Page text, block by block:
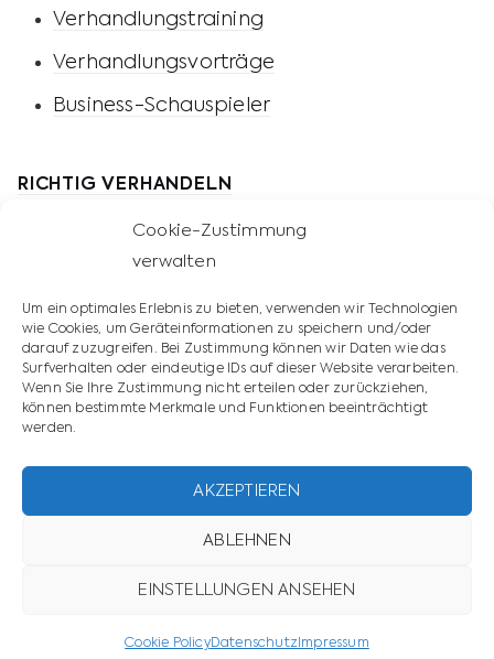
Cookie-Zustimmung
verwalten
Um ein optimales Erlebnis zu bieten, verwenden wir Technologien
wie Cookies, um Geräteinformationen zu speichern und/oder
darauf zuzugreifen. Bei Zustimmung können wir Daten wie das
Surfverhalten oder eindeutige IDs auf dieser Website verarbeiten.
Wenn Sie Ihre Zustimmung nicht erteilen oder zurückziehen,
können bestimmte Merkmale und Funktionen beeinträchtigt
werden.
AKZEPTIEREN
ABLEHNEN
EINSTELLUNGEN ANSEHEN
Cookie PolicyDatenschutz Impressum
Verhandlungstraining
Verhandlungsvorträge
Business-Schauspieler
RICHTIG VERHANDELN
Die vier wichtigsten
Verhandlungsstrategien
Die 10 Regeln der Verhandlungsführung
Professionelle Verhandlungen mit
Lieferanten
Körpersprache in Verhandlungen
Manipulation in Verhandlungen